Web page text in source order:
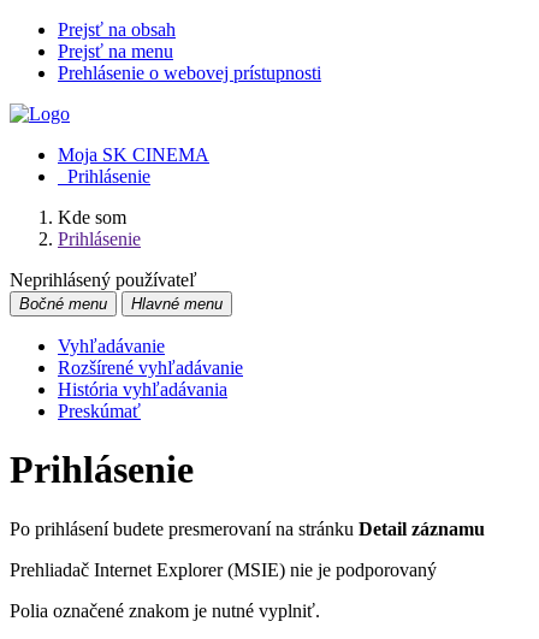
Prejsť na obsah
Prejsť na menu
Prehlásenie o webovej prístupnosti
Moja SK CINEMA
Prihlásenie
Kde som
Prihlásenie
Neprihlásený používateľ
Bočné menu Hlavné menu
Vyhľadávanie
Rozšírené vyhľadávanie
História vyhľadávania
Preskúmať
Prihlásenie
Po prihlásení budete presmerovaní na stránku Detail záznamu
Prehliadač Internet Explorer (MSIE) nie je podporovaný
Polia označené znakom je nutné vyplniť.